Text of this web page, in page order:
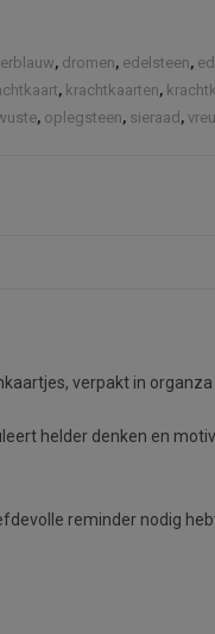
, dromen, edelsteen,
, krachtkaarten,
, oplegsteen, sieraad ,
verpakt in organza
helder denken en
reminder nodig